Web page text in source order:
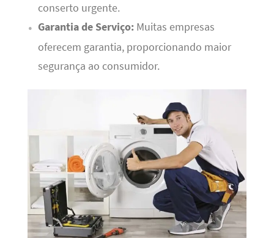
conserto urgente.
Garantia de Serviço:Muitas empresas
oferecem garantia, proporcionando maior
segurança ao consumidor.